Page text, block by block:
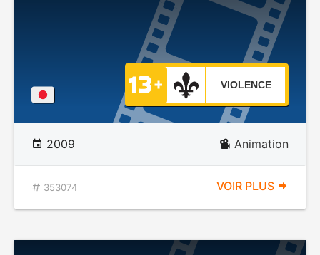
VIOLENCE
2009 Animation
353074 VOIR PLUS